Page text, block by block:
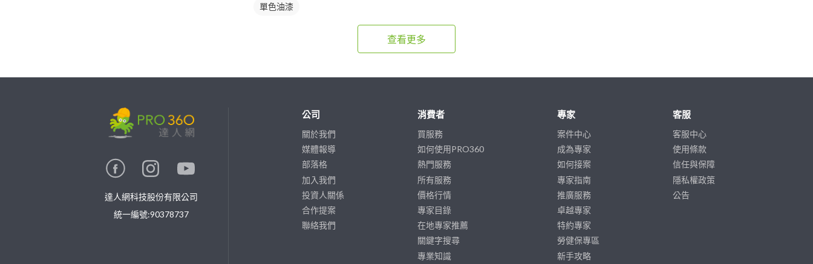
單色油漆
查看更多
達人網科技股份有限公司
統一編號:90378737
公司
關於我們
媒體報導
部落格
加入我們
投資人關係
合作提案
聯絡我們
消費者
買服務
如何使用PRO360
熱門服務
所有服務
價格行情
專家目錄
在地專家推薦
關鍵字搜尋
專業知識
專家
案件中心
成為專家
如何接案
專家指南
推廣服務
卓越專家
特約專家
勞健保專區
新手攻略
客服
客服中心
使用條款
信任與保障
隱私權政策
公告